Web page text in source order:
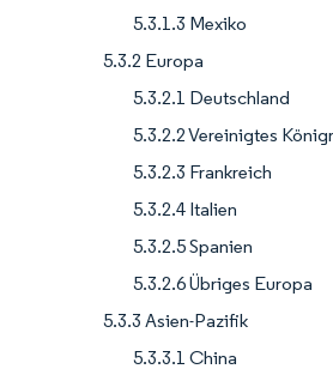
5.3.1.3 Mexiko
5.3.2 Europa
5.3.2.1 Deutschland
5.3.2.2 Vereinigtes
5.3.2.3 Frankreich
5.3.2.4 Italien
5.3.2.5 Spanien
5.3.2.6 Übriges Europa
5.3.3 Asien-Pazifik
5.3.3.1 China